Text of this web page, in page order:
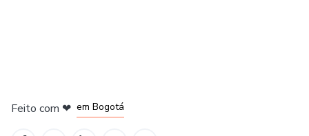
Feito com ❤ em Bogotá